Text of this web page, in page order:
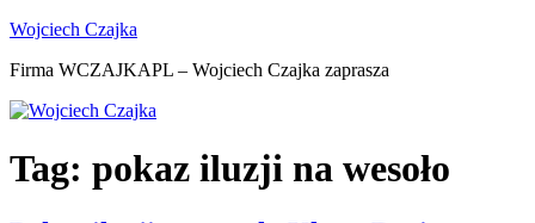
Przejdź
treści
Wojciech Czajka
Firma WCZAJKAPL – Wojciech Czajka zaprasza
Tag: pokaz iluzji na wesoło